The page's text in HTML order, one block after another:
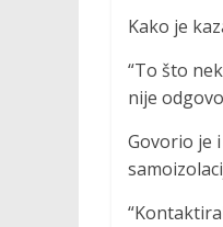
Kako je
“To što
nije
Govorio je